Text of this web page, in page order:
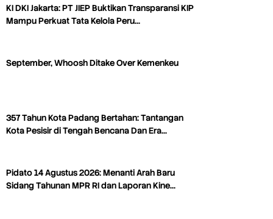
KI DKI Jakarta: PT JIEP Buktikan Transparansi KIP
Mampu Perkuat Tata Kelola Peru…
September, Whoosh Ditake Over Kemenkeu
357 Tahun Kota Padang Bertahan: Tantangan
Kota Pesisir di Tengah Bencana Dan Era…
Pidato 14 Agustus 2026: Menanti Arah Baru
Sidang Tahunan MPR RI dan Laporan Kine…